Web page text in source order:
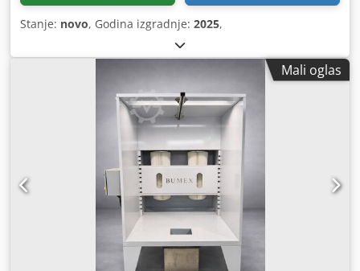
Stanje: novo, Godina izgradnje: 2025,
Mali oglas